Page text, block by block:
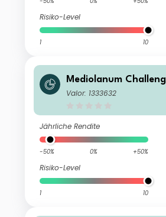
Risiko-Level
1 10
Mediolanum
Inc Hedged S-B
Valor: 1333632
Jährliche Rendite
-50% 0% +50%
Risiko-Level
1 10